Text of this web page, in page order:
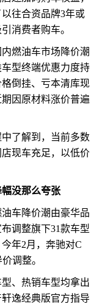
往合资品牌3年或
消费者购车。
燃油车市场降价潮
型终端优惠力度持
倒挂、亏本清库现
因原材料涨价普遍
了解到，当前多数
现车充足，以低价
没那么夸张
车降价潮由豪华品
调整旗下31款车型
年2月，奔驰对C
调整。
、热销车型均拿出
逸经典版官方指导